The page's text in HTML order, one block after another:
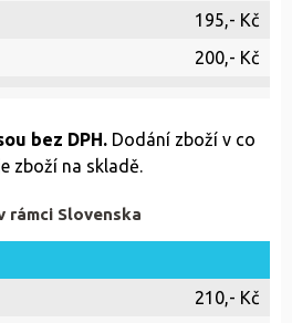
195,- Kč
200,- Kč
bez DPH. Dodání zboží v co
zboží na skladě.
rámci Slovenska
210,- Kč